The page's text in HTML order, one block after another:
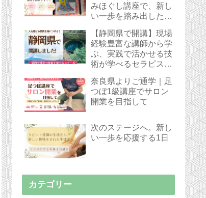
みほぐし講座で、新し
い一歩を踏み出した受
【静岡県で開講】現場
経験豊富な講師から学
ぶ、実践で活かせる技
術が学べるセラピスト
奈良県よりご通学｜足
つぼ1級講座でサロン
開業を目指して
次のステージへ。新し
い一歩を応援する1日
カテゴリー